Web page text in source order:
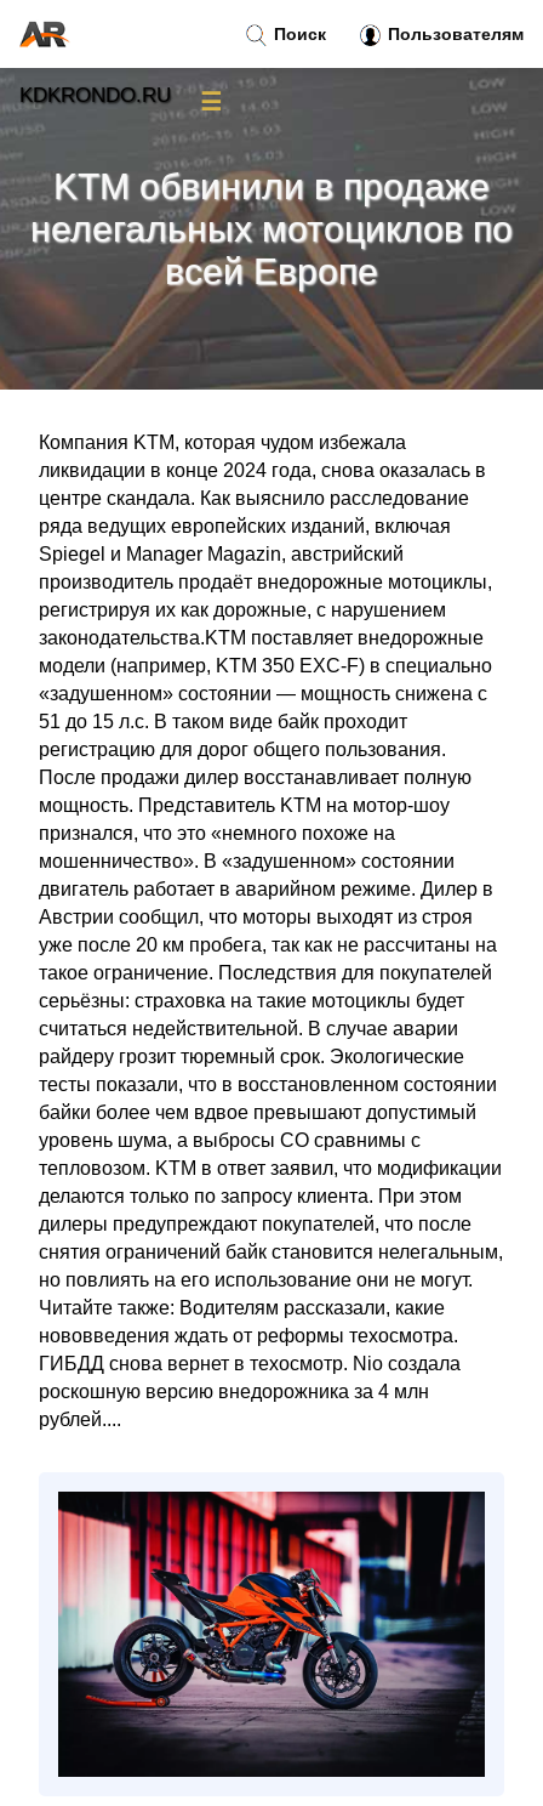
KTM обвинили в продаже
нелегальных мотоциклов по
всей Европе
Компания KTM, которая чудом избежала
ликвидации в конце 2024 года, снова оказалась в
центре скандала. Как выяснило расследование
ряда ведущих европейских изданий, включая
Spiegel и Manager Magazin, австрийский
производитель продаёт внедорожные мотоциклы,
регистрируя их как дорожные, с нарушением
законодательства.KTM поставляет внедорожные
модели (например, KTM 350 EXC-F) в специально
«задушенном» состоянии — мощность снижена с
51 до 15 л.с. В таком виде байк проходит
регистрацию для дорог общего пользования.
После продажи дилер восстанавливает полную
мощность. Представитель KTM на мотор-шоу
признался, что это «немного похоже на
мошенничество». В «задушенном» состоянии
двигатель работает в аварийном режиме. Дилер в
Австрии сообщил, что моторы выходят из строя
уже после 20 км пробега, так как не рассчитаны на
такое ограничение. Последствия для покупателей
серьёзны: страховка на такие мотоциклы будет
считаться недействительной. В случае аварии
райдеру грозит тюремный срок. Экологические
тесты показали, что в восстановленном состоянии
байки более чем вдвое превышают допустимый
уровень шума, а выбросы CO сравнимы с
тепловозом. KTM в ответ заявил, что модификации
делаются только по запросу клиента. При этом
дилеры предупреждают покупателей, что после
снятия ограничений байк становится нелегальным,
но повлиять на его использование они не могут.
Читайте также: Водителям рассказали, какие
нововведения ждать от реформы техосмотра.
ГИБДД снова вернет в техосмотр. Nio создала
роскошную версию внедорожника за 4 млн
рублей....
Поиск Пользователям
KDKRONDO.RU ☰
Тренды новостей »
Правила»